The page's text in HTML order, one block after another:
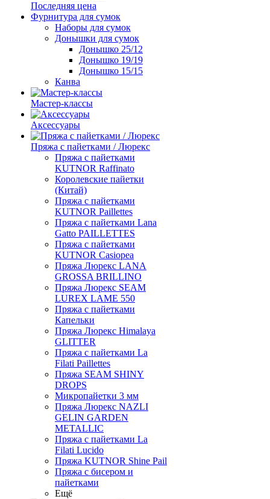
Последняя цена
Фурнитура для сумок
Наборы для сумок
Донышки для сумок
Донышко 25/12
Донышко 19/19
Донышко 15/15
Канва
Мастер-классы
Аксессуары
Пряжа с пайетками / Люрекс
Пряжа с пайетками
KUTNOR Raffinato
Королевские пайетки
(Китай)
Пряжа с пайетками
KUTNOR Paillettes
Пряжа с пайетками Lana
Gatto PAILLETTES
Пряжа с пайетками
KUTNOR Casiopea
Пряжа Люрекс LANA
GROSSA BRILLINO
Пряжа Люрекс SEAM
LUREX LAME 550
Пряжа с пайетками
Капельки
Пряжа Люрекс Himalaya
GLITTER
Пряжа с пайетками La
Filati Paillettes
Пряжа SEAM SHINY
DROPS
Микропайетки 3 мм
Пряжа Люрекс NAZLI
GELIN GARDEN
METALLIC
Пряжа с пайетками La
Filati Lucido
Пряжа KUTNOR Shine Pail
Пряжа с бисером и
пайетками
Ещё